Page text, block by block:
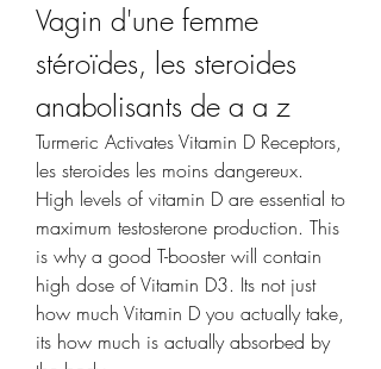
Vagin d'une femme
stéroïdes, les steroides
anabolisants de a a z
Turmeric Activates Vitamin D Receptors,
les steroides les moins dangereux.
High levels of vitamin D are essential to
maximum testosterone production. This
is why a good T-booster will contain
high dose of Vitamin D3. Its not just
how much Vitamin D you actually take,
its how much is actually absorbed by